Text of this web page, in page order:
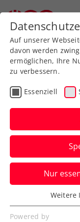
Zurück zur
Rollstuhltennis
Tennis-
Das ÖTV-
Auf unserer
davon werden
ermöglichen, Ihre
zu verbessern.
Essenziell
Nur
Essenziell
Essenzielle
Weitere
Powered by